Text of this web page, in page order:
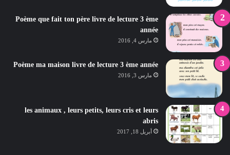
Poème que fait ton père livre de lecture 3 ème
année
مارس 4, 2016
Poème ma maison livre de lecture 3 ème année
مارس 3, 2016
les animaux , leurs petits, leurs cris et leurs
abris
أبريل 18, 2017